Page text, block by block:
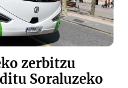
zerbitzu
Soraluzeko